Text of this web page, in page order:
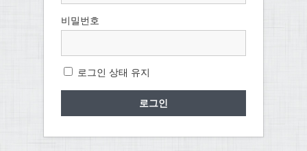
비밀번호
로그인 상태 유지